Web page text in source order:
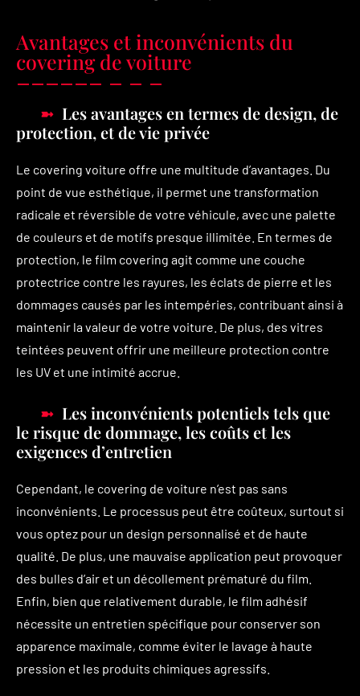
Avantages et inconvénients du
covering de voiture
Les avantages en termes de design, de
protection, et de vie privée
Le covering voiture offre une multitude d’avantages. Du
point de vue esthétique, il permet une transformation
radicale et réversible de votre véhicule, avec une palette
de couleurs et de motifs presque illimitée. En termes de
protection, le film covering agit comme une couche
protectrice contre les rayures, les éclats de pierre et les
dommages causés par les intempéries, contribuant ainsi à
maintenir la valeur de votre voiture. De plus, des vitres
teintées peuvent offrir une meilleure protection contre
les UV et une intimité accrue.
Les inconvénients potentiels tels que
le risque de dommage, les coûts et les
exigences d’entretien
Cependant, le covering de voiture n’est pas sans
inconvénients. Le processus peut être coûteux, surtout si
vous optez pour un design personnalisé et de haute
qualité. De plus, une mauvaise application peut provoquer
des bulles d’air et un décollement prématuré du film.
Enfin, bien que relativement durable, le film adhésif
nécessite un entretien spécifique pour conserver son
apparence maximale, comme éviter le lavage à haute
pression et les produits chimiques agressifs.